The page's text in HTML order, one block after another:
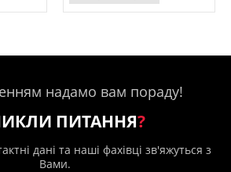
надамо вам пораду!
ПИТАННЯ?
дані та наші фахівці зв'яжуться з
Вами.